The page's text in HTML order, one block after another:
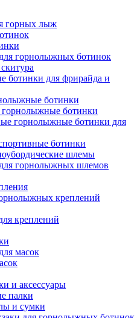
горных лыж
горнолыжных ботинок
ботинки для фрирайда и
ботинки
ботинки
горнолыжные ботинки для
ботинки
шлемы
горнолыжных шлемов
креплений
креплений
масок
и аксессуары
палки
и сумки